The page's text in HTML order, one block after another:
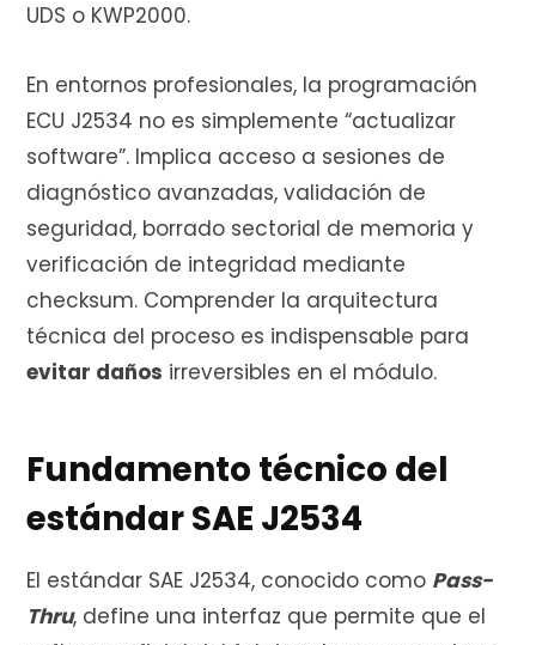
UDS o KWP2000.
En entornos profesionales, la programación
ECU J2534 no es simplemente “actualizar
software”. Implica acceso a sesiones de
diagnóstico avanzadas, validación de
seguridad, borrado sectorial de memoria y
verificación de integridad mediante
checksum. Comprender la arquitectura
técnica del proceso es indispensable para
evitar daños irreversibles en el módulo.
Fundamento técnico del
estándar SAE J2534
El estándar SAE J2534, conocido como Pass-
Thru, define una interfaz que permite que el